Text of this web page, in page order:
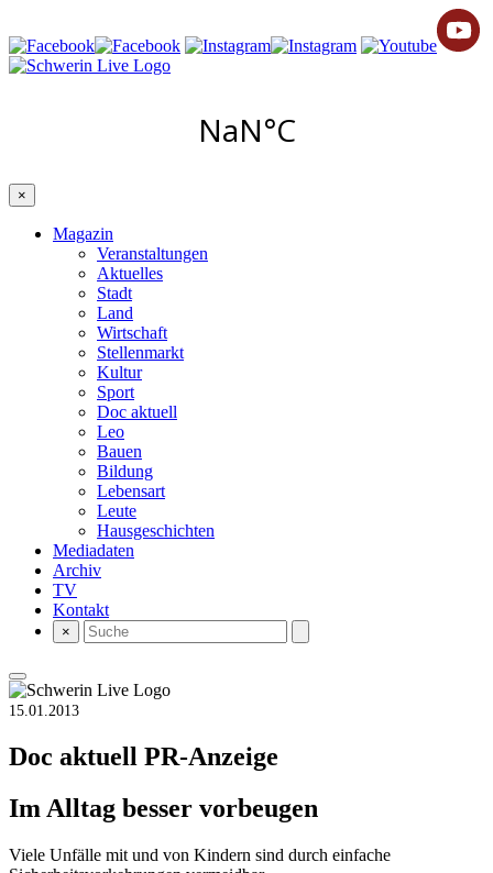
×
Magazin
Veranstaltungen
Aktuelles
Stadt
Land
Wirtschaft
Stellenmarkt
Kultur
Sport
Doc aktuell
Leo
Bauen
Bildung
Lebensart
Leute
Hausgeschichten
Mediadaten
Archiv
TV
Kontakt
×
15.01.2013
Doc aktuell PR-Anzeige
Im Alltag besser vorbeugen
Viele Unfälle mit und von Kindern sind durch einfache